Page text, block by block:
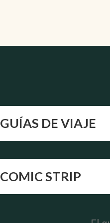
GUÍAS DE VIAJE
COMIC STRIP